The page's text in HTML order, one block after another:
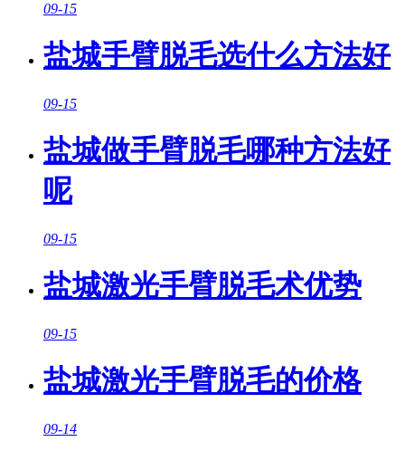
09-15
盐城手臂脱毛选什么方法好
09-15
盐城做手臂脱毛哪种方法好
呢
09-15
盐城激光手臂脱毛术优势
09-15
盐城激光手臂脱毛的价格
09-14